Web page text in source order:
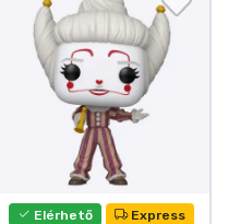
Elérhető Express